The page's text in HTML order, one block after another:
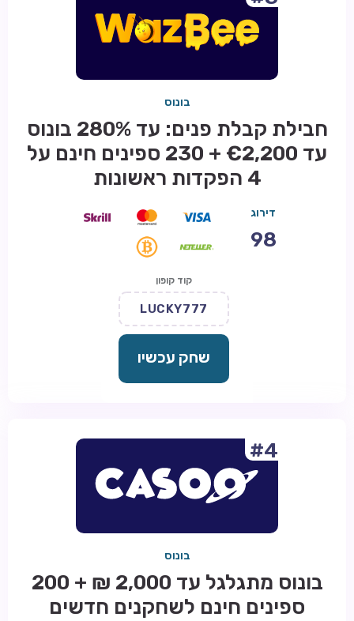
בונוס
חבילת קבלת פנים: עד 280% בונוס
עד €2,200 + 230 ספינים חינם על
4 הפקדות ראשונות
דירוג
98
קוד קופון
LUCKY777
שחק עכשיו
#4
בונוס
בונוס מתגלגל עד 2,000 ₪ + 200
ספינים חינם לשחקנים חדשים